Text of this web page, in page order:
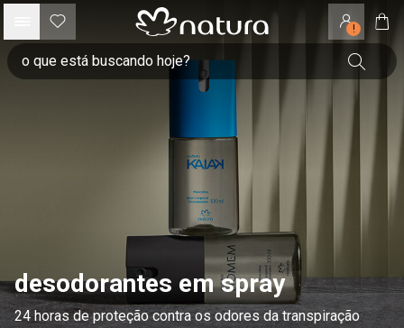
!
desodorantes em spray
24 horas de proteção contra os odores da transpiração